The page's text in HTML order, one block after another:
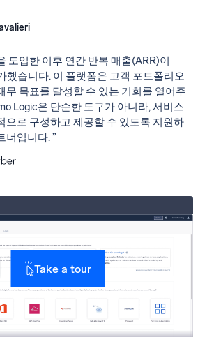
Take a tour
도입한 이후 연간 반복 매출(ARR)이
했습니다. 이 플랫폼은 고객 포트폴리오
무 목표를 달성할 수 있는 기회를 열어주
Logic은 단순한 도구가 아니라, 서비스
으로 구성하고 제공할 수 있도록 지원하
너입니다. ”